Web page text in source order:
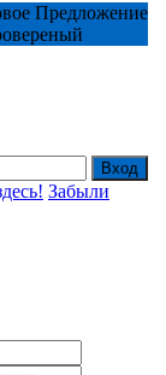
Вход
Забыли
Предложение
Предложение